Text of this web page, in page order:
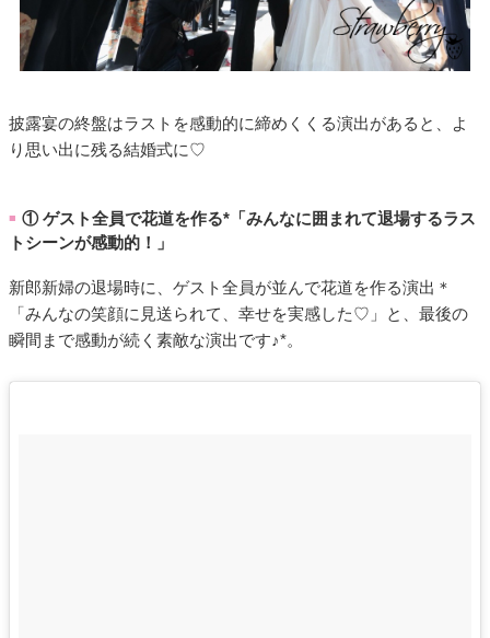
披露宴の終盤はラストを感動的に締めくくる演出があると、よ
り思い出に残る結婚式に♡
■ ① ゲスト全員で花道を作る*「みんなに囲まれて退場するラス
トシーンが感動的！」
新郎新婦の退場時に、ゲスト全員が並んで花道を作る演出＊
「みんなの笑顔に見送られて、幸せを実感した♡」と、最後の
瞬間まで感動が続く素敵な演出です♪*。